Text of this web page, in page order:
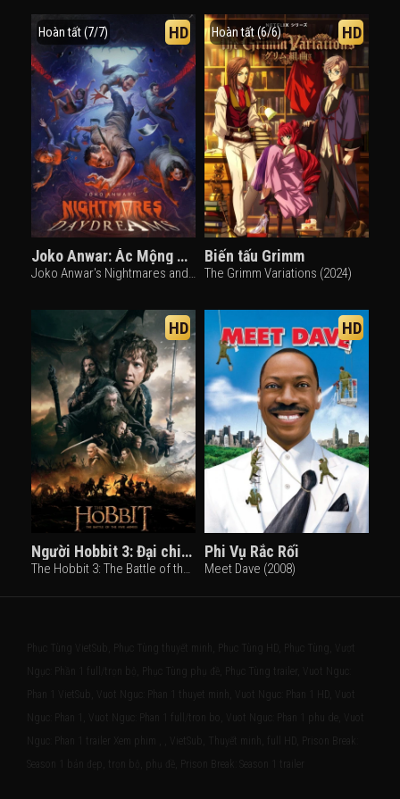
Hoàn tất (7/7) HD
Joko Anwar: Ác Mộng Và Mơ Ngày
Joko Anwar's Nightmares and Daydreams (2024)
Hoàn tất (6/6) HD
Biến tấu Grimm
The Grimm Variations (2024)
HD
Người Hobbit 3: Đại chiến 5 cánh quân
The Hobbit 3: The Battle of the Five Armies (2014)
HD
Phi Vụ Rắc Rối
Meet Dave (2008)
Phục Tùng VietSub, Phục Tùng thuyết minh, Phục Tùng HD, Phục Tùng, Vượt
Ngục: Phần 1 full/trọn bộ, Phục Tùng phụ đề, Phục Tùng trailer, Vuot Nguc:
Phan 1 VietSub, Vuot Nguc: Phan 1 thuyet minh, Vuot Nguc: Phan 1 HD, Vuot
Nguc: Phan 1, Vuot Nguc: Phan 1 full/tron bo, Vuot Nguc: Phan 1 phu de, Vuot
Nguc: Phan 1 trailer Xem phim , , VietSub, Thuyết minh, full HD, Prison Break:
Season 1 bản đẹp, trọn bộ, phụ đề, Prison Break: Season 1 trailer